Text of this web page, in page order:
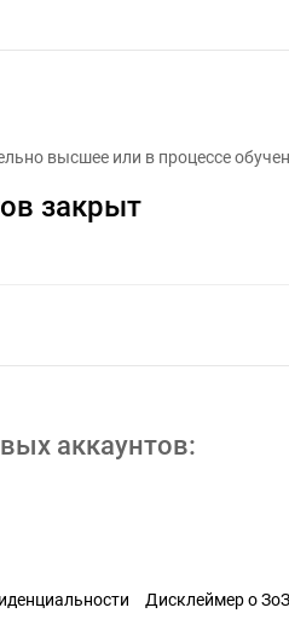
высшее или в процессе
закрыт
аккаунтов:
Дисклеймер о